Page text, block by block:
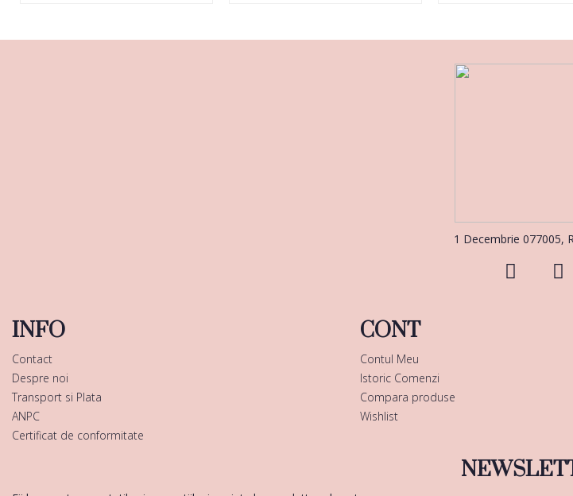
1 Decembrie 077005,
INFO
Contact
Despre noi
Transport si Plata
ANPC
Certificat de conformitate
CONT
Contul Meu
Istoric Comenzi
Compara produse
Wishlist